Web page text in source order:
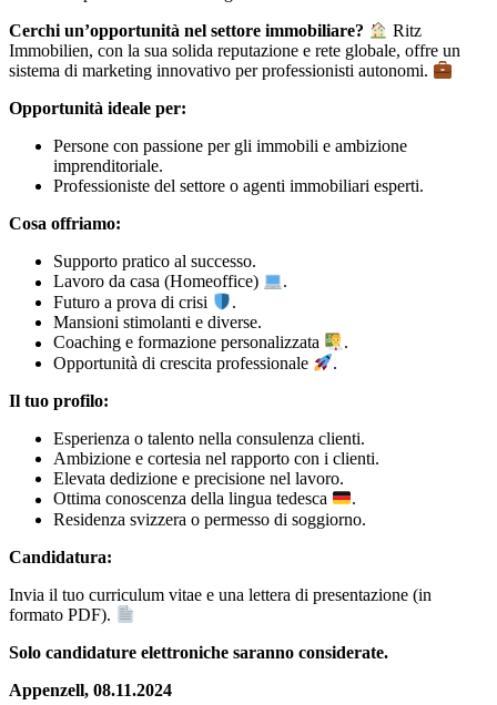
Cerchi un’opportunità nel settore immobiliare?
Ritz
Immobilien, con la sua solida reputazione e rete globale, offre un
sistema di marketing innovativo per professionisti autonomi.
Opportunità ideale per:
Persone con passione per gli immobili e ambizione
imprenditoriale.
Professioniste del settore o agenti immobiliari esperti.
Cosa offriamo:
Supporto pratico al successo.
Lavoro da casa (Homeoffice)
.
Futuro a prova di crisi
.
Mansioni stimolanti e diverse.
Coaching e formazione personalizzata
.
Opportunità di crescita professionale
.
Il tuo profilo:
Esperienza o talento nella consulenza clienti.
Ambizione e cortesia nel rapporto con i clienti.
Elevata dedizione e precisione nel lavoro.
Ottima conoscenza della lingua tedesca
.
Residenza svizzera o permesso di soggiorno.
Candidatura:
Invia il tuo curriculum vitae e una lettera di presentazione (in
formato PDF).
Solo candidature elettroniche saranno considerate.
Appenzell, 08.11.2024